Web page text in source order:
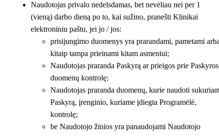
Naudotojas privalo nedelsdamas, bet nevėliau nei per 1
(vieną) darbo dieną po to, kai sužino, pranešti Klinikai
elektroniniu paštu, jei jo / jos:
prisijungimo duomenys yra prarandami, pametami
kitaip tampa prieinami kitam asmeniui;
Naudotojas praranda Paskyrą ar prieigos prie Paskyros
duomenų kontrolę;
Naudotojas praranda duomenų, kurie naudoti
Paskyrą, įrenginio, kuriame įdiegta Programėlė,
kontrolę;
be Naudotojo žinios yra panaudojami Naudotojo